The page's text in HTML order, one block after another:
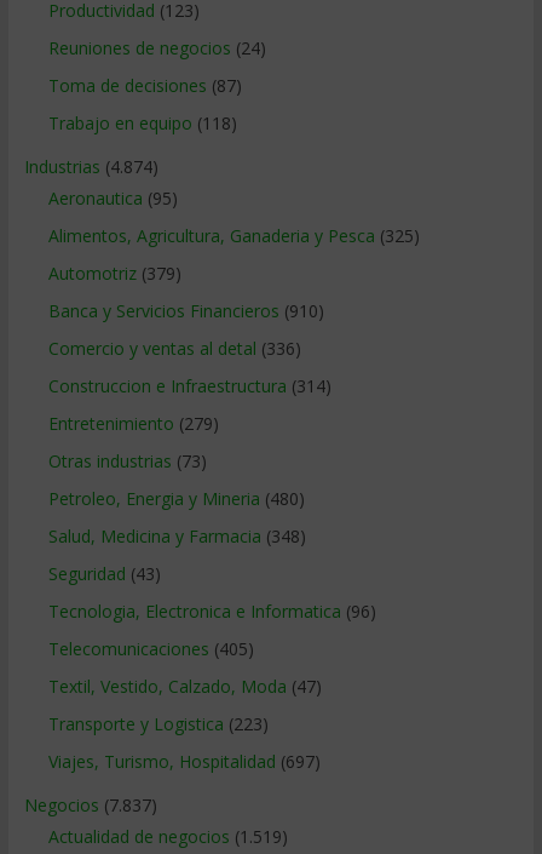
Productividad (123)
Reuniones de negocios (24)
Toma de decisiones (87)
Trabajo en equipo (118)
Industrias (4.874)
Aeronautica (95)
Alimentos, Agricultura, Ganaderia y Pesca (325)
Automotriz(379)
Banca y Servicios Financieros (910)
Comercio y ventas al detal (336)
Construccion e Infraestructura (314)
Entretenimiento (279)
Otras industrias (73)
Petroleo, Energia y Mineria (480)
Salud, Medicina y Farmacia (348)
Seguridad (43)
Tecnologia, Electronica e Informatica (96)
Telecomunicaciones (405)
Textil, Vestido, Calzado, Moda (47)
Transporte y Logistica (223)
Viajes, Turismo, Hospitalidad (697)
Negocios (7.837)
Actualidad de negocios (1.519)